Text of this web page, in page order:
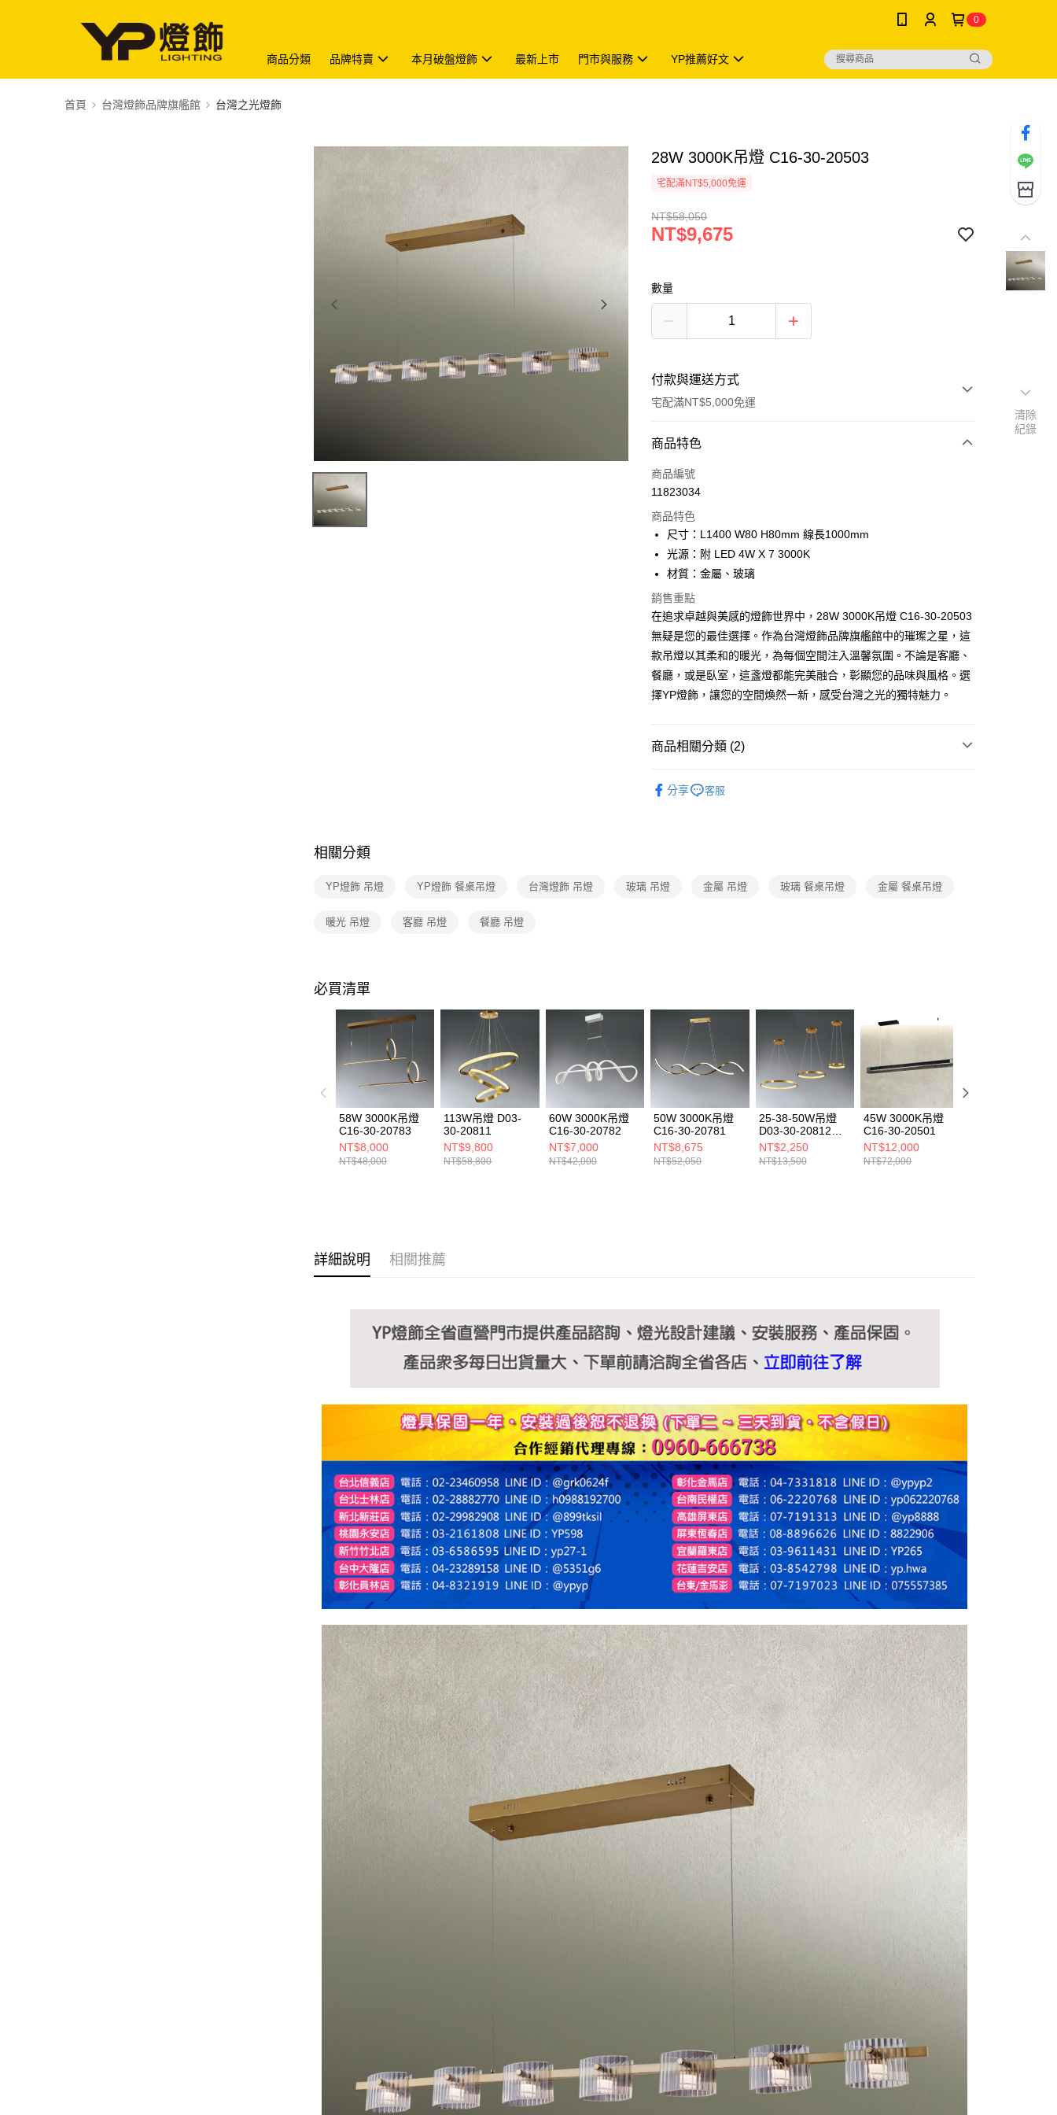
0
商品分類 品牌特賣 本月破盤燈飾 最新上市 門市與服務 YP推薦好文
首頁 台灣燈飾品牌旗艦館 台灣之光燈飾
28W 3000K吊燈 C16-30-20503
宅配滿NT$5,000免運
NT$58,050
NT$9,675
數量
付款與運送方式
宅配滿NT$5,000免運
付款方式
信用卡一次付款
Apple Pay
街口支付
Google Pay
AFTEE先享後付
相關說明
便利好安心！
１．簡單：不需註冊會員、不需綁卡、不需儲值。
／ATM／網路銀行／等多元方式進行付款，方視為交易完成。
※ 請注意：結帳手續完成當下不需立刻繳費，但若您需要取消訂單，請聯
交易，需依本服務之必要範圍內提供個人資料，並將交易相關給付款項請
求債權轉讓予恩沛科技股份有限公司。
２．關於個人資料處理事宜，請瀏覽以下網址：
https://aftee.tw/terms/#terms3
３．未成年的使用者請事先徵得法定代理人或監護人之同意方可使用
「AFTEE先享後付」，若未經同意申辦者引起之損失，本公司不負相關責
任。
４．使用「AFTEE先享後付」時，將依據個別帳號之用戶狀況，依本公司
即時審查核予不同之上限額度；若仍有額度不足之情形，本公司將視審查
結果請求用戶進行身份認證。
５．嚴禁一人註冊多個帳號或使用他人資訊註冊。若發現惡意使用之情
新竹貨運宅配
商品特色
商品編號
11823034
商品特色
尺寸：L1400 W80 H80mm 線長1000mm
光源：附 LED 4W X 7 3000K
材質：金屬、玻璃
銷售重點
在追求卓越與美感的燈飾世界中，28W 3000K吊燈 C16-30-20503
無疑是您的最佳選擇。作為台灣燈飾品牌旗艦館中的璀璨之星，這
款吊燈以其柔和的暖光，為每個空間注入溫馨氛圍。不論是客廳、
餐廳，或是臥室，這盞燈都能完美融合，彰顯您的品味與風格。選
擇YP燈飾，讓您的空間煥然一新，感受台灣之光的獨特魅力。
商品相關分類 (2)
分享 客服
相關分類
YP燈飾 吊燈 YP燈飾 餐桌吊燈 台灣燈飾 吊燈 玻璃 吊燈 金屬 吊燈 玻璃 餐桌吊燈 金屬 餐桌吊燈
暖光 吊燈 客廳 吊燈 餐廳 吊燈
必買清單
58W 3000K吊燈
C16-30-20783
NT$8,000
NT$48,000
113W吊燈 D03-
30-20811
NT$9,800
NT$58,800
60W 3000K吊燈
C16-30-20782
NT$7,000
NT$42,000
50W 3000K吊燈
C16-30-20781
NT$8,675
NT$52,050
25-38-50W吊燈
D03-30-20812
20813 20814
NT$2,250
NT$13,500
45W 3000K吊燈
C16-30-20501
NT$12,000
NT$72,000
詳細說明 相關推薦
清除
紀錄